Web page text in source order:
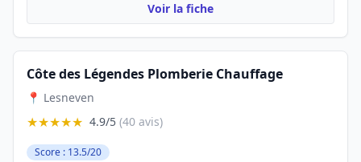
Voir la fiche
Côte des Légendes Plomberie Chauffage
📍 Lesneven
★★★★★ 4.9/5 (40 avis)
Score : 13.5/20